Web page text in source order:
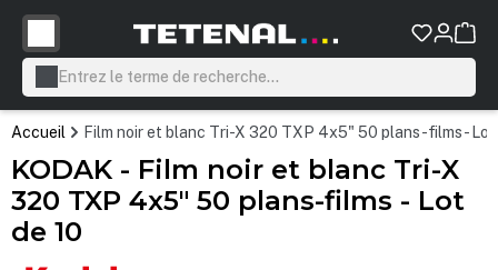
principal
Accueil Film noir et blanc Tri-X 320 TXP 4x5" 50 plans-films - Lot
KODAK - Film noir et blanc Tri-X
320 TXP 4x5" 50 plans-films - Lot
de 10